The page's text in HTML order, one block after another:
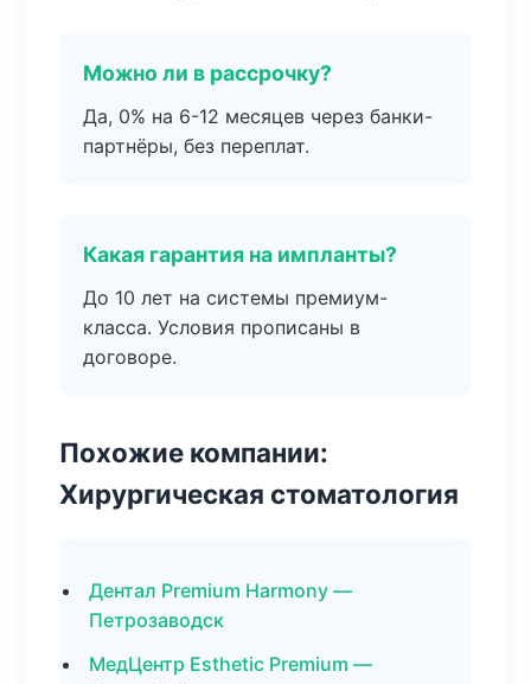
Можно ли в рассрочку?
Да, 0% на 6-12 месяцев через банки-
партнёры, без переплат.
Какая гарантия на импланты?
До 10 лет на системы премиум-
класса. Условия прописаны в
договоре.
Похожие компании:
Хирургическая стоматология
Дентал Premium Harmony —
Петрозаводск
МедЦентр Esthetic Premium —